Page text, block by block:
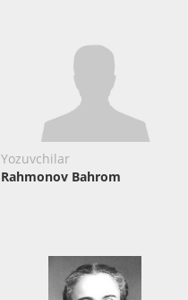
Yozuvchilar
Rahmonov Bahrom